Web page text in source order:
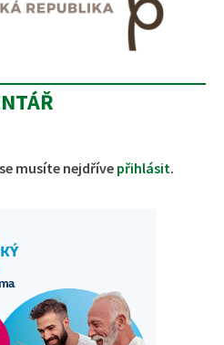
musíte nejdříve přihlásit.